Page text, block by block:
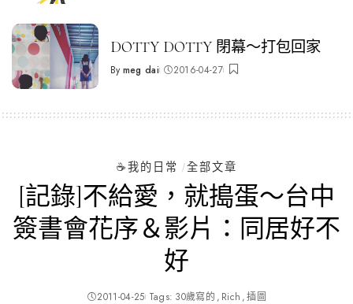
DOTTY DOTTY 閉幕～打包回家
Posted
By meg dai 2016-04-27
☕️我的日常 全部文章
[記錄]不給愛，就搗蛋～台中
簽書會花序＆影片：同居好不
好
2011-04-25 Tags: 30歲寫的 Rich 插圖